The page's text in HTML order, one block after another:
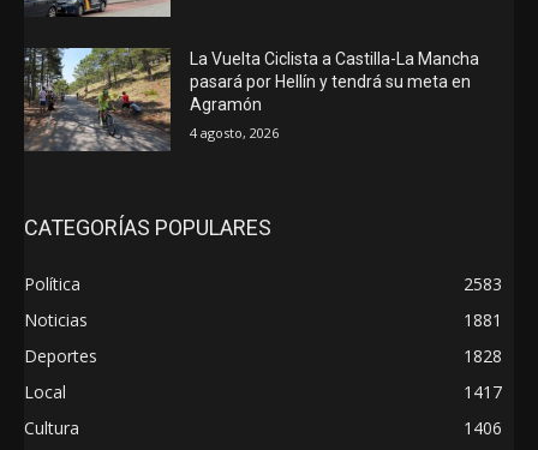
La Vuelta Ciclista a Castilla-La Mancha
pasará por Hellín y tendrá su meta en
Agramón
4 agosto, 2026
CATEGORÍAS POPULARES
Política
2583
Noticias
1881
Deportes
1828
Local
1417
Cultura
1406